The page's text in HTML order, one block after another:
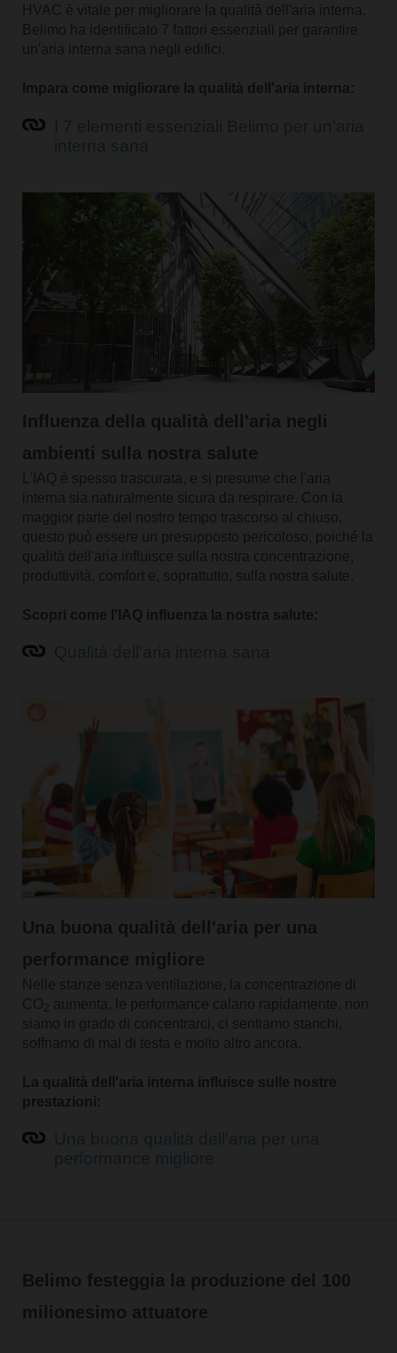
HVAC è vitale per migliorare la qualità dell'aria interna.
Belimo ha identificato 7 fattori essenziali per garantire
un'aria interna sana negli edifici.
Impara come migliorare la qualità dell'aria interna:
Influenza della qualità dell'aria negli
ambienti sulla nostra salute
L'IAQ è spesso trascurata, e si presume che l'aria
interna sia naturalmente sicura da respirare. Con la
maggior parte del nostro tempo trascorso al chiuso,
questo può essere un presupposto pericoloso, poiché la
qualità dell'aria influisce sulla nostra concentrazione,
produttività, comfort e, soprattutto, sulla nostra salute.
Scopri come l'IAQ influenza la nostra salute:
Una buona qualità dell'aria per una
performance migliore
Nelle stanze senza ventilazione, la concentrazione di
CO
aumenta, le performance calano rapidamente, non
siamo in grado di concentrarci, ci sentiamo stanchi,
soffriamo di mal di testa e molto altro ancora.
La qualità dell'aria interna influisce sulle nostre
prestazioni:
Belimo festeggia la produzione del 100
milionesimo attuatore